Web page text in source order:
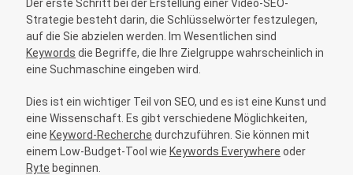
Der erste Schritt bei der Erstellung einer Video-SEO-
Strategie besteht darin, die Schlüsselwörter festzulegen,
auf die Sie abzielen werden. Im Wesentlichen sind
Keywords die Begriffe, die Ihre Zielgruppe wahrscheinlich in
eine Suchmaschine eingeben wird.
Dies ist ein wichtiger Teil von SEO, und es ist eine Kunst und
eine Wissenschaft. Es gibt verschiedene Möglichkeiten,
eine Keyword-Recherche durchzuführen. Sie können mit
einem Low-Budget-Tool wie Keywords Everywhere oder
Ryte beginnen.